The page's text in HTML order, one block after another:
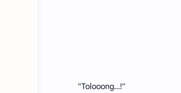
"Tolooong...!"